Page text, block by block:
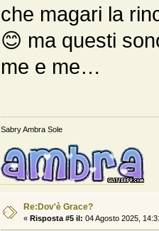
che magari la
😊 ma questi
me e me…
Sabry Ambra Sole
Re:Dov'è Grace?
« Risposta #5 il: 04 Agosto 2025,